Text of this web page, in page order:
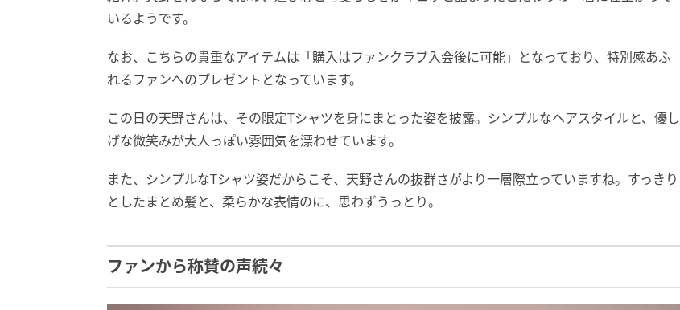
いるようです。
なお、こちらの貴重なアイテムは「購入はファンクラブ入会後に可能」となっており、特別感あふ
れるファンへのプレゼントとなっています。
この日の天野さんは、その限定Tシャツを身にまとった姿を披露。シンプルなヘアスタイルと、優し
げな微笑みが大人っぽい雰囲気を漂わせています。
また、シンプルなTシャツ姿だからこそ、天野さんの抜群さがより一層際立っていますね。すっきり
としたまとめ髪と、柔らかな表情のに、思わずうっとり。
ファンから称賛の声続々